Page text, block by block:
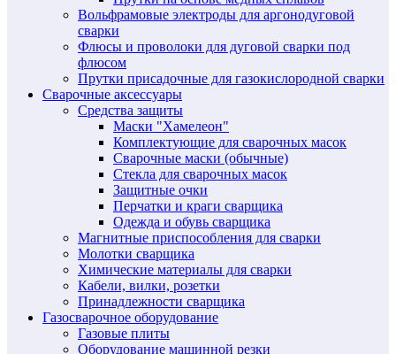
Вольфрамовые электроды для аргонодуговой
сварки
Флюсы и проволоки для дуговой сварки под
флюсом
Прутки присадочные для газокислородной сварки
Сварочные аксессуары
Средства защиты
Маски "Хамелеон"
Комплектующие для сварочных масок
Сварочные маски (обычные)
Стекла для сварочных масок
Защитные очки
Перчатки и краги сварщика
Одежда и обувь сварщика
Магнитные приспособления для сварки
Молотки сварщика
Химические материалы для сварки
Кабели, вилки, розетки
Принадлежности сварщика
Газосварочное оборудование
Газовые плиты
Оборудование машинной резки